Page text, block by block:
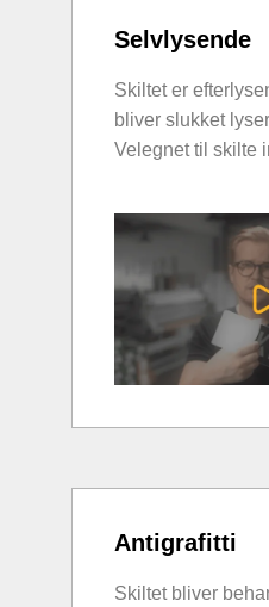
Selvlysende
Skiltet er
bliver slukket
Velegnet til skilte
Antigrafitti
Skiltet bliver